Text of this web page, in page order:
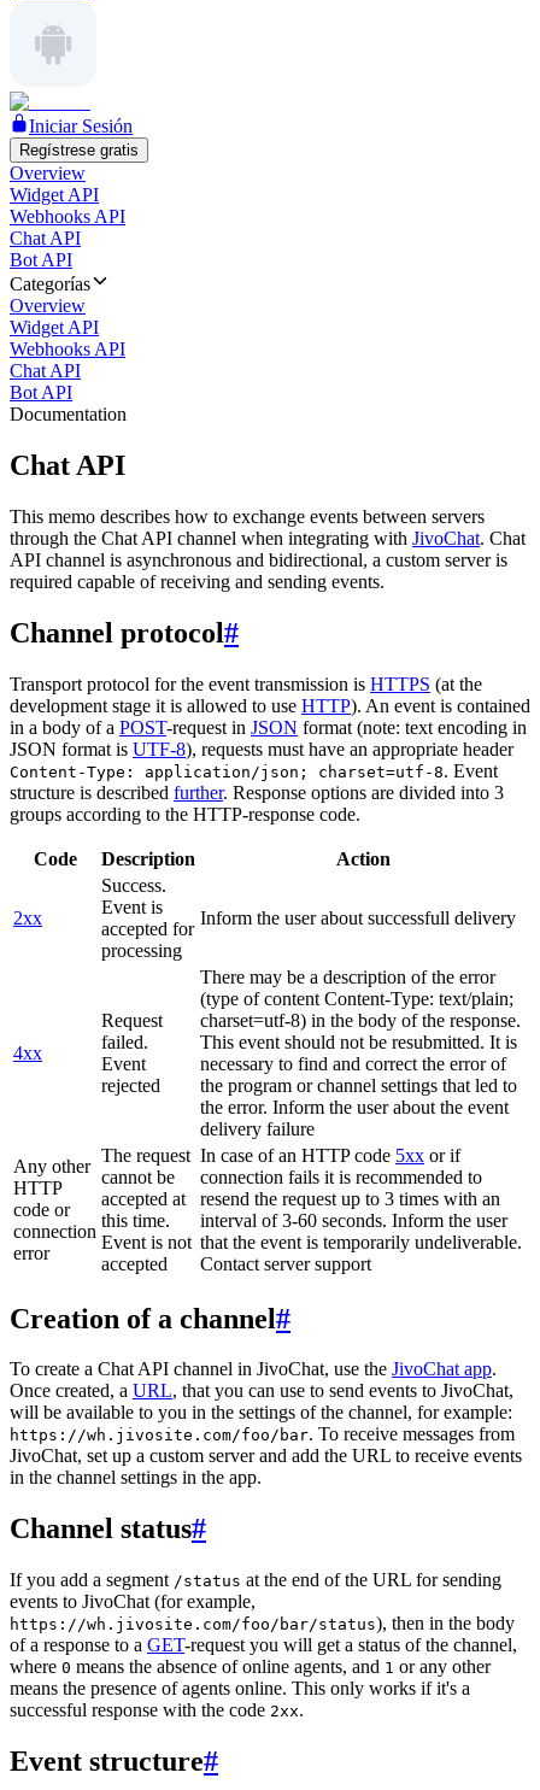
Iniciar Sesión
Regístrese gratis
Overview
Widget API
Webhooks API
Chat API
Bot API
Categorías
Overview
Widget API
Webhooks API
Chat API
Bot API
Documentation
Chat API
This memo describes how to exchange events between servers
through the Chat API channel when integrating with JivoChat. Chat
API channel is asynchronous and bidirectional, a custom server is
required capable of receiving and sending events.
Channel protocol#
Transport protocol for the event transmission is HTTPS (at the
development stage it is allowed to use HTTP). An event is contained
in a body of a POST-request in JSON format (note: text encoding in
JSON format is UTF-8), requests must have an appropriate header
Content-Type: application/json; charset=utf-8. Event
structure is described further. Response options are divided into 3
groups according to the HTTP-response code.
Code Description Action
2xx
Success.
Event is
accepted for
processing
Inform the user about successfull delivery
4xx
Request
failed.
Event
rejected
There may be a description of the error
(type of content Content-Type: text/plain;
charset=utf-8) in the body of the response.
This event should not be resubmitted. It is
necessary to find and correct the error of
the program or channel settings that led to
the error. Inform the user about the event
delivery failure
Any other
HTTP
code or
connection
error
The request
cannot be
accepted at
this time.
Event is not
accepted
In case of an HTTP code 5xx or if
connection fails it is recommended to
resend the request up to 3 times with an
interval of 3-60 seconds. Inform the user
that the event is temporarily undeliverable.
Contact server support
Creation of a channel#
To create a Chat API channel in JivoChat, use the JivoChat app.
Once created, a URL, that you can use to send events to JivoChat,
will be available to you in the settings of the channel, for example:
https://wh.jivosite.com/foo/bar. To receive messages from
JivoChat, set up a custom server and add the URL to receive events
in the channel settings in the app.
Channel status#
If you add a segment /status at the end of the URL for sending
events to JivoChat (for example,
https://wh.jivosite.com/foo/bar/status), then in the body
of a response to a GET-request you will get a status of the channel,
where 0 means the absence of online agents, and 1 or any other
means the presence of agents online. This only works if it's a
successful response with the code 2xx.
Event structure#